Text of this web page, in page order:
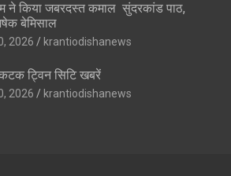
किया जबरदस्त कमाल सुंदरकांड पाठ,
बेमिसाल
2026 krantiodishanews
ट्विन सिटि खबरें
2026 krantiodishanews